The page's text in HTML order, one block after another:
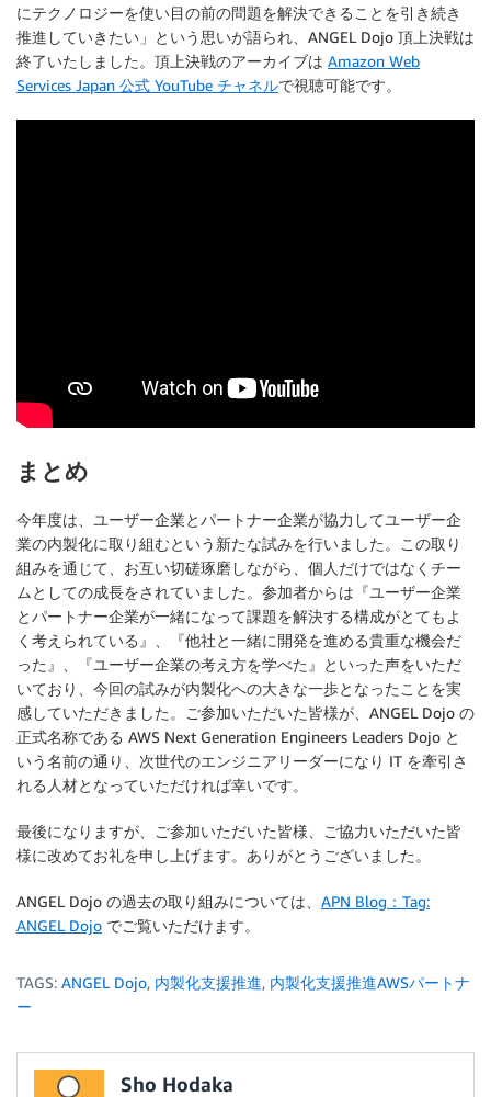
にテクノロジーを使い目の前の問題を解決できることを引き続き
推進していきたい」という思いが語られ、ANGEL Dojo 頂上決戦は
終了いたしました。頂上決戦のアーカイブは Amazon Web
Services Japan 公式 YouTube チャネルで視聴可能です。
まとめ
今年度は、ユーザー企業とパートナー企業が協力してユーザー企
業の内製化に取り組むという新たな試みを行いました。この取り
組みを通じて、お互い切磋琢磨しながら、個人だけではなくチー
ムとしての成長をされていました。参加者からは『ユーザー企業
とパートナー企業が一緒になって課題を解決する構成がとてもよ
く考えられている』、『他社と一緒に開発を進める貴重な機会だ
った』、『ユーザー企業の考え方を学べた』といった声をいただ
いており、今回の試みが内製化への大きな一歩となったことを実
感していただきました。ご参加いただいた皆様が、ANGEL Dojo の
正式名称である AWS Next Generation Engineers Leaders Dojo と
いう名前の通り、次世代のエンジニアリーダーになり IT を牽引さ
れる人材となっていただければ幸いです。
最後になりますが、ご参加いただいた皆様、ご協力いただいた皆
様に改めてお礼を申し上げます。ありがとうございました。
ANGEL Dojo の過去の取り組みについては、 APN Blog：Tag:
ANGEL Dojo でご覧いただけます。
TAGS: ANGEL Dojo, 内製化支援推進, 内製化支援推進AWSパートナ
ー
Sho Hodaka